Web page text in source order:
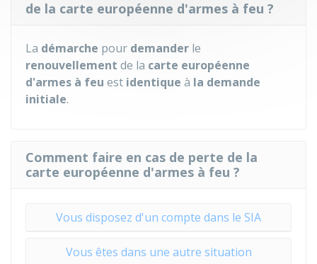
de la carte européenne d'armes à feu ?
La démarche pour demander le
renouvellement de la carte européenne
d'armes à feu est identique à la demande
initiale.
Comment faire en cas de perte de la
carte européenne d'armes à feu ?
Vous disposez d'un compte dans le SIA
Vous êtes dans une autre situation